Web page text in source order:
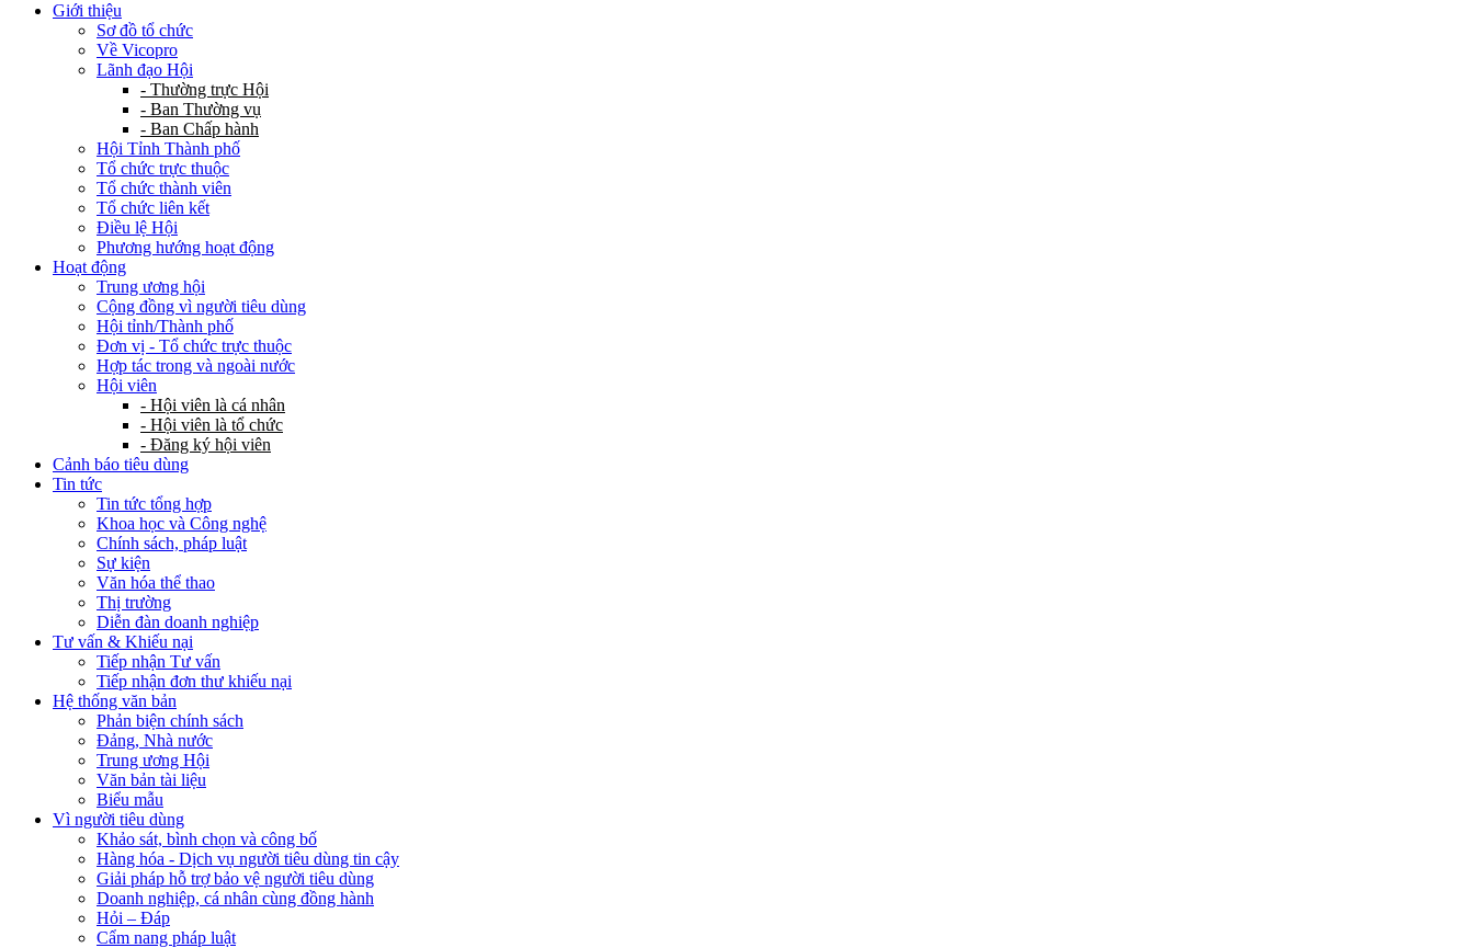
Giới thiệu
Sơ đồ tổ chức
Về Vicopro
Lãnh đạo Hội
- Thường trực Hội
- Ban Thường vụ
- Ban Chấp hành
Hội Tỉnh Thành phố
Tổ chức trực thuộc
Tổ chức thành viên
Tổ chức liên kết
Điều lệ Hội
Phương hướng hoạt động
Hoạt động
Trung ương hội
Cộng đồng vì người tiêu dùng
Hội tỉnh/Thành phố
Đơn vị - Tổ chức trực thuộc
Hợp tác trong và ngoài nước
Hội viên
- Hội viên là cá nhân
- Hội viên là tổ chức
- Đăng ký hội viên
Cảnh báo tiêu dùng
Tin tức
Tin tức tổng hợp
Khoa học và Công nghệ
Chính sách, pháp luật
Sự kiện
Văn hóa thể thao
Thị trường
Diễn đàn doanh nghiệp
Tư vấn & Khiếu nại
Tiếp nhận Tư vấn
Tiếp nhận đơn thư khiếu nại
Hệ thống văn bản
Phản biện chính sách
Đảng, Nhà nước
Trung ương Hội
Văn bản tài liệu
Biểu mẫu
Vì người tiêu dùng
Khảo sát, bình chọn và công bố
Hàng hóa - Dịch vụ người tiêu dùng tin cậy
Giải pháp hỗ trợ bảo vệ người tiêu dùng
Doanh nghiệp, cá nhân cùng đồng hành
Hỏi – Đáp
Cẩm nang pháp luật